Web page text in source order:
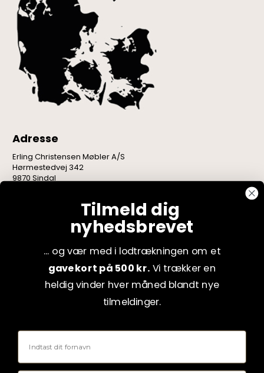
Adresse
Erling Christensen Møbler A/S
Hørmestedvej 342
9870 Sindal
Tilmeld dig
nyhedsbrevet
... og vær med i lodtrækningen om et
gavekort på 500 kr. Vi trækker en
heldig vinder hver måned blandt nye
tilmeldinger.
Fornavn